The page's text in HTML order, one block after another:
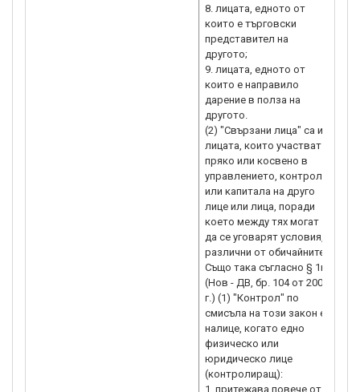
8. лицата, едното от
които е търговски
представител на
другото;
9. лицата, едното от
които е направило
дарение в полза на
другото.
(2) "Свързани лица" са и
лицата, които участват
пряко или косвено в
управлението, контрола
или капитала на друго
лице или лица, поради
което между тях могат
да се уговарят условия,
различни от обичайните.
Също така съгласно § 1в.
(Нов - ДВ, бр. 104 от 2007
г.) (1) "Контрол" по
смисъла на този закон е
налице, когато едно
физическо или
юридическо лице
(контролиращ):
1. притежава повече от